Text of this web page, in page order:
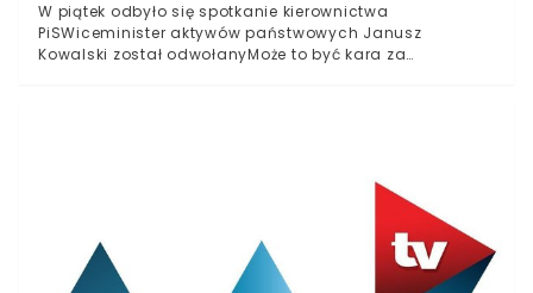
W piątek odbyło się spotkanie kierownictwa
PiSWiceminister aktywów państwowych Janusz
Kowalski został odwołanyMoże to być kara za
spór w Porozumieniu, wybory na prezydenta Rzeszowa
czy projekt podatku od reklam. Według PAP po
weekendzie może się zebrać także Rada Koalicyjna
Zjednoczonej Prawicy składająca się z przedstawicieli
PiS, Solidarnej Polski i Porozumienia. - Musimy jednak